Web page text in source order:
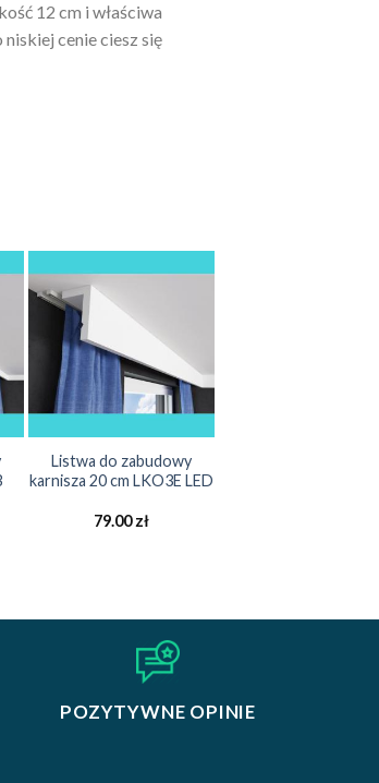
12 cm i właściwa
cenie ciesz się
Listwa do zabudowy
karnisza 20 cm LKO3E LED
79.00zł
POZYTYWNE OPINIE